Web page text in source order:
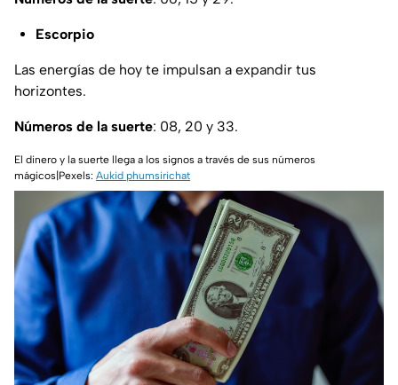
Escorpio
Las energías de hoy te impulsan a expandir tus
horizontes.
Números de la suerte: 08, 20 y 33.
El dinero y la suerte llega a los signos a través de sus números
mágicos|Pexels: Aukid phumsirichat